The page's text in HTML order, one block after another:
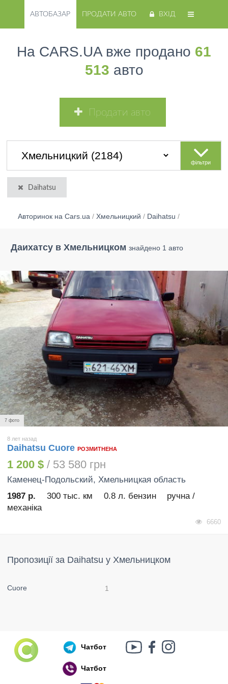
Російський воєнний корабель, іди нах..й!
АВТОБАЗАР ПРОДАТИ АВТО ВХІД
На CARS.UA вже продано 61
513 авто
Продати авто
фільтри
Daihatsu
Авторинок на Cars.ua / Хмельницкий / Daihatsu /
Даихатсу в Хмельницком знайдено 1 авто
7 фото
8 лет назад
Daihatsu Cuore РОЗМИТНЕНА
1 200 $ / 53 580 грн
Каменец-Подольский, Хмельницкая область
1987 р.
300 тыс. км 0.8 л. бензин
ручна /
механіка
6660
Пропозиції за Daihatsu у Хмельницком
Cuore 1
Чатбот
Чатбот